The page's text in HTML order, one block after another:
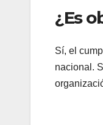
¿Es
Sí, el
nacional.